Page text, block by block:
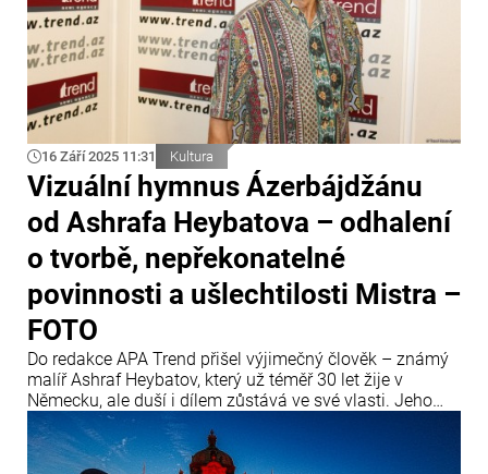
16 Září 2025 11:31 Kultura
Vizuální hymnus Ázerbájdžánu
od Ashrafa Heybatova – odhalení
o tvorbě, nepřekonatelné
povinnosti a ušlechtilosti Mistra –
FOTO
Do redakce APA Trend přišel výjimečný člověk – známý
malíř Ashraf Heybatov, který už téměř 30 let žije v
Německu, ale duší i dílem zůstává ve své vlasti. Jeho
tvorba není jen malířstvím. Je to dialog kultur, most mezi
Východem a Západem a především vizuální hymnus
Ázerbájdžánu.